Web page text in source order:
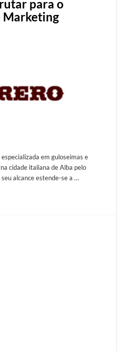
para o
Marketing
em guloseimas e
cidade italiana de Alba pelo
alcance estende-se a …